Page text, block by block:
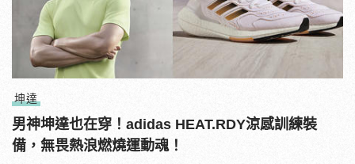
坤達
男神坤達也在穿！adidas HEAT.RDY涼感訓練裝
備，無畏熱浪燃燒運動魂！